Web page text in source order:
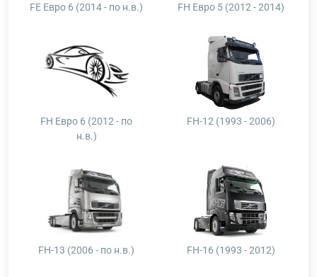
FE Евро 6 (2014 - по н.в.) FH Евро 5 (2012 - 2014)
FH Евро 6 (2012 - по
н.в.)
FH-12 (1993 - 2006)
FH-13 (2006 - по н.в.) FH-16 (1993 - 2012)